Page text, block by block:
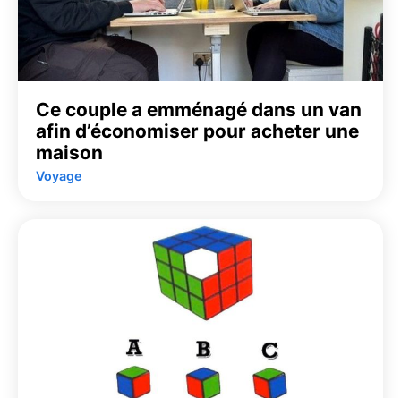
Ce couple a emménagé dans un van
afin d’économiser pour acheter une
maison
Voyage